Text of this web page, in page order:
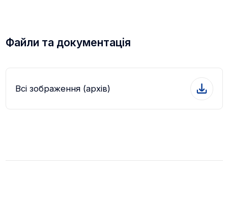
Файли та документація
Всі зображення (архів)